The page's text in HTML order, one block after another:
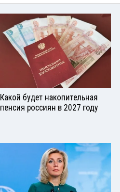
Какой будет накопительная
пенсия россиян в 2027 году